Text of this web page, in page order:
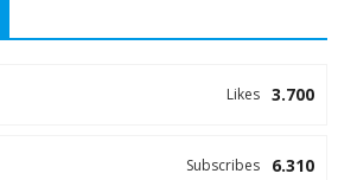
3.700
Likes
6.310
Subscribes